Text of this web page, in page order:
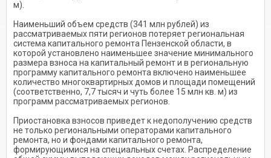
м).
Наименьший объем средств (341 млн рублей) из
рассматриваемых пяти регионов потеряет региональная
система капитального ремонта Пензенской области, в
которой установлено наименьшее значение минимального
размера взноса на капитальный ремонт и в региональную
программу капитального ремонта включено наименьшее
количество многоквартирных домов и площади помещений
(соответственно, 7,7 тысяч и чуть более 15 млн кв. м) из
программ рассматриваемых регионов.
Приостановка взносов приведет к недополучению средств
не только региональными операторами капитального
ремонта, но и фондами капитального ремонта,
формирующимися на специальных счетах. Распределение